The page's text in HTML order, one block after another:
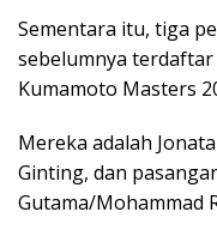
Sementara itu, tiga
sebelumnya
Kumamoto Masters
Mereka adalah
Ginting, dan
Gutama/Mohammad